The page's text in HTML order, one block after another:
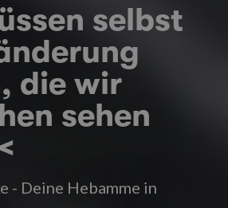
selbst
die wir
sehen
- Deine Hebamme in